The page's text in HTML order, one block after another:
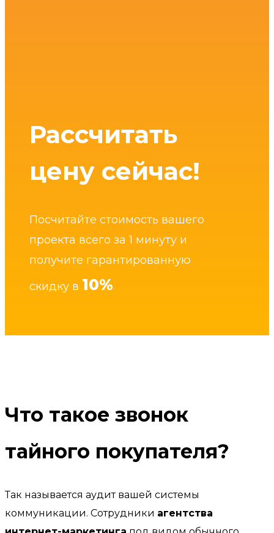
Рассчитать
цену сейчас!
Посчитайте стоимость вашего
проекта всего за 1 минуту и
получите гарантированную
скидку в 10%
Что такое звонок
тайного покупателя?
Так называется аудит вашей системы
коммуникации. Сотрудники агентства